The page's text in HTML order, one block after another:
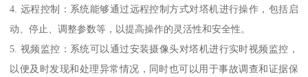
4. 远程控制：系统能够通过远程控制方式对塔机进行操作，包括启
动、停止、调整参数等，以提高操作的灵活性和安全性。
5. 视频监控：系统可以通过安装摄像头对塔机进行实时视频监控，
以便及时发现和处理异常情况，同时也可以用于事故调查和证据保